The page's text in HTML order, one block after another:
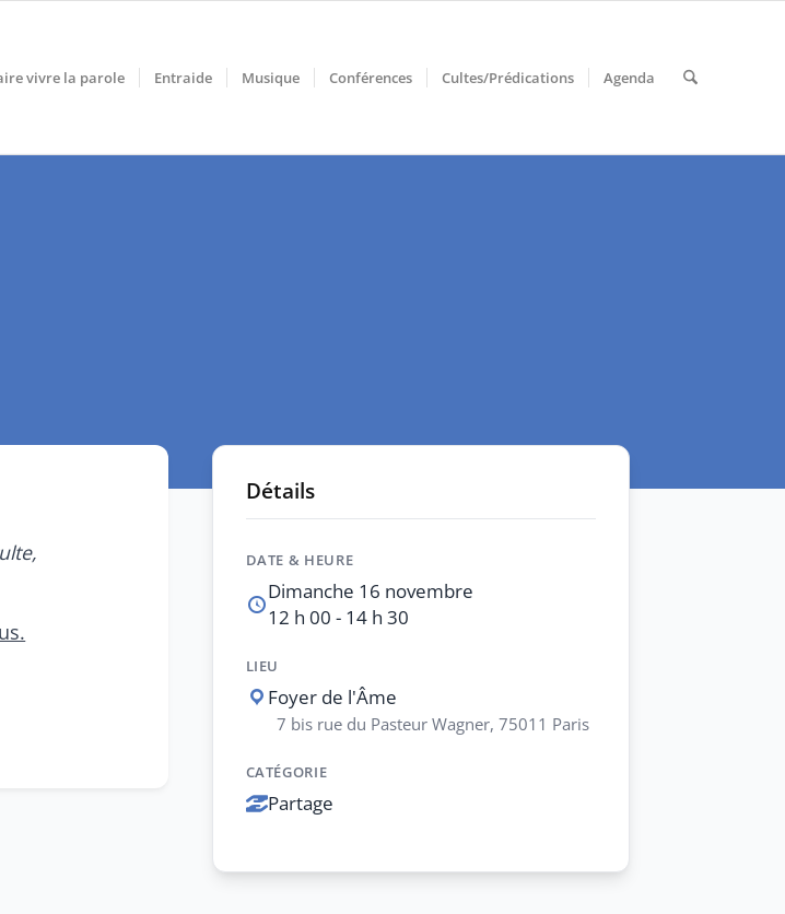
vivre la parole Entraide Musique Conférences Cultes/Prédications Agenda
Détails
DATE & HEURE
Dimanche 16 novembre
12 h 00 - 14 h 30
LIEU
Foyer de l'Âme
7 bis rue du Pasteur Wagner, 75011 Paris
CATÉGORIE
Partage